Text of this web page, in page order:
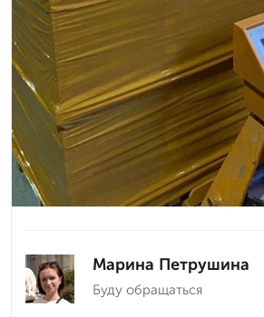
Марина Петрушина
Буду обращаться